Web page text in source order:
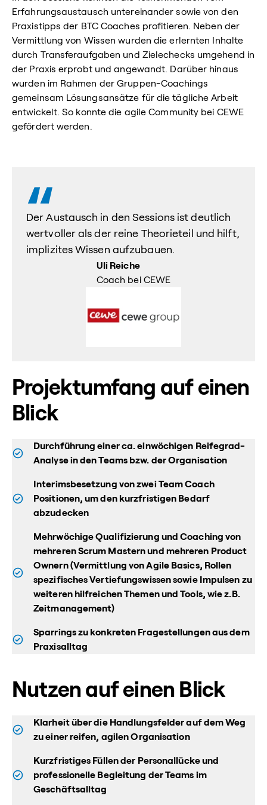
Erfahrungsaustausch untereinander sowie von den
Praxistipps der BTC Coaches profitieren. Neben der
Vermittlung von Wissen wurden die erlernten Inhalte
durch Transferaufgaben und Zielechecks umgehend in
der Praxis erprobt und angewandt. Darüber hinaus
wurden im Rahmen der Gruppen-Coachings
gemeinsam Lösungsansätze für die tägliche Arbeit
entwickelt. So konnte die agile Community bei CEWE
gefördert werden.
Der Austausch in den Sessions ist deutlich
wertvoller als der reine Theorieteil und hilft,
implizites Wissen aufzubauen.
Uli Reiche
Coach bei CEWE
Projektumfang auf einen
Blick
Durchführung einer ca. einwöchigen Reifegrad-
Analyse in den Teams bzw. der Organisation
Interimsbesetzung von zwei Team Coach
Positionen, um den kurzfristigen Bedarf
abzudecken
Mehrwöchige Qualifizierung und Coaching von
mehreren Scrum Mastern und mehreren Product
Ownern (Vermittlung von Agile Basics, Rollen
spezifisches Vertiefungswissen sowie Impulsen zu
weiteren hilfreichen Themen und Tools, wie z.B.
Zeitmanagement)
Sparrings zu konkreten Fragestellungen aus dem
Praxisalltag
Nutzen auf einen Blick
Klarheit über die Handlungsfelder auf dem Weg
zu einer reifen, agilen Organisation
Kurzfristiges Füllen der Personallücke und
professionelle Begleitung der Teams im
Geschäftsalltag